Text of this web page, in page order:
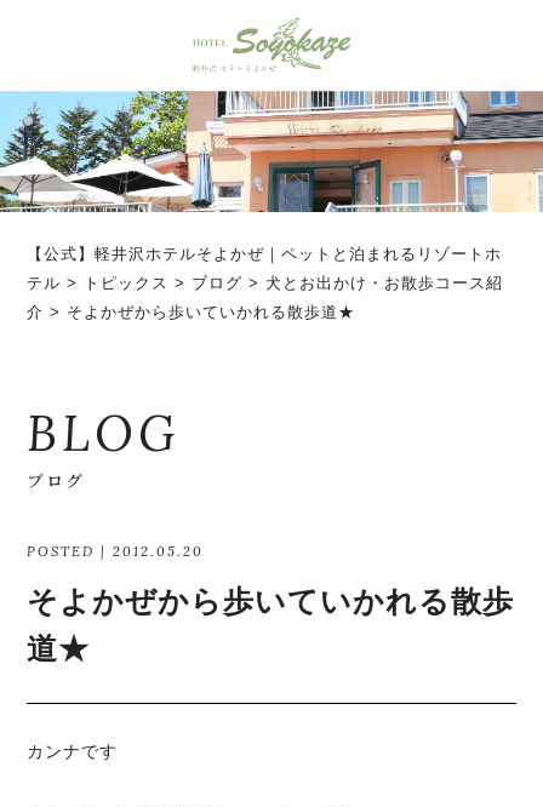
【公式】軽井沢ホテルそよかぜ｜ペットと泊まれるリゾートホ
テル > トピックス > ブログ >犬とお出かけ・お散歩コース紹
介 > そよかぜから歩いていかれる散歩道★
BLOG
ブログ
POSTED | 2012.05.20
そよかぜから歩いていかれる散歩
道★
カンナです